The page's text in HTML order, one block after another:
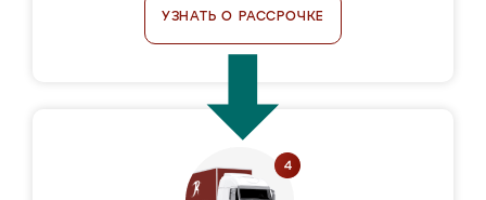
УЗНАТЬ О РАССРОЧКЕ